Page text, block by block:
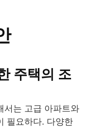
주택의 조
서는 고급 아파트와
필요하다. 다양한